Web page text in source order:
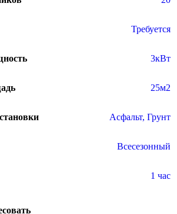
Требуется
3кВт
25м2
Асфальт, Грунт
Всесезонный
1 час